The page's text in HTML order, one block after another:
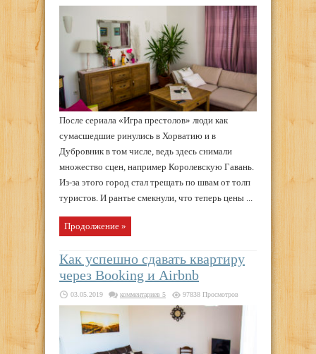
После сериала «Игра престолов» люди как
сумасшедшие ринулись в Хорватию и в
Дубровник в том числе, ведь здесь снимали
множество сцен, например Королевскую Гавань.
Из-за этого город стал трещать по швам от толп
туристов. И рантье смекнули, что теперь цены ...
Продолжение »
Как успешно сдавать квартиру
через Booking и Airbnb
03.05.2019 комментариев 5 97838 Просмотров